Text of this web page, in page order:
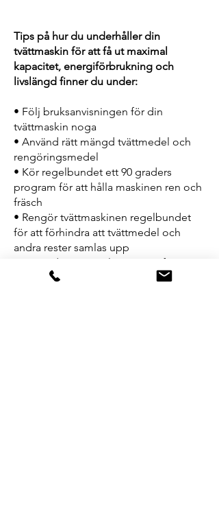
Tips på hur du underhåller din
tvättmaskin för att få ut maximal
kapacitet, energiförbrukning och
livslängd finner du under:
• Följ bruksanvisningen för din
tvättmaskin noga
• Använd rätt mängd tvättmedel och
rengöringsmedel
• Kör regelbundet ett 90 graders
program för att hålla maskinen ren och
fräsch
• Rengör tvättmaskinen regelbundet
för att förhindra att tvättmedel och
andra rester samlas upp
• Använd en specialrengöring för
tvättmaskiner eller en lösning av vatten